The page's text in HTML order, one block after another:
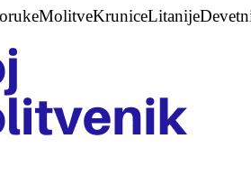
MolitveKruniceLitanije